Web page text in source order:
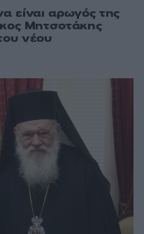
είναι αρωγός της
Μητσοτάκης
νέου